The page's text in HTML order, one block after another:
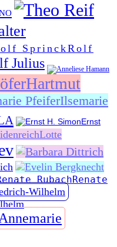
Rolf
Julius
Hartmut
Ilsemarie
Ernst
Lotte
Renate
Wilhelm
Annemarie